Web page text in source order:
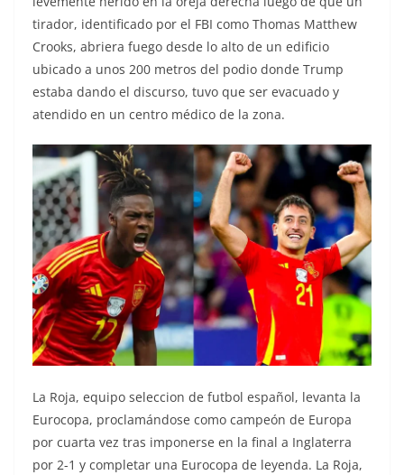
tirador, identificado por el FBI como Thomas Matthew
Crooks, abriera fuego desde lo alto de un edificio
ubicado a unos 200 metros del podio donde Trump
estaba dando el discurso, tuvo que ser evacuado y
atendido en un centro médico de la zona.
La Roja, equipo seleccion de futbol español, levanta la
Eurocopa, proclamándose como campeón de Europa
por cuarta vez tras imponerse en la final a Inglaterra
por 2-1 y completar una Eurocopa de leyenda. La Roja,